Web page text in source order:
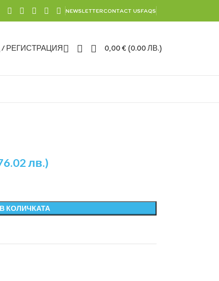
NEWSLETTERCONTACT USFAQS
/ РЕГИСТРАЦИЯ 0,00€ (0.00 ЛВ.)
лв.)
КОЛИЧКАТА